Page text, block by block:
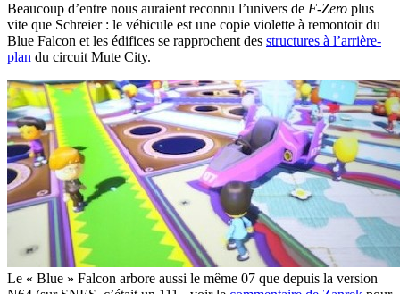
Beaucoup d’entre nous auraient reconnu l’univers de F-Zero plus
vite que Schreier : le véhicule est une copie violette à remontoir du
Blue Falcon et les édifices se rapprochent des structures à l’arrière-
plan du circuit Mute City.
Le « Blue » Falcon arbore aussi le même 07 que depuis la version